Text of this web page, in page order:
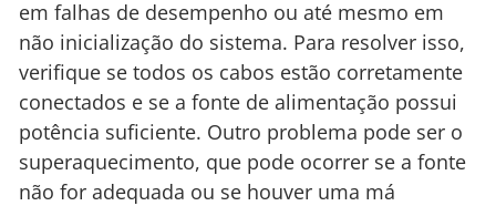
em falhas de desempenho ou até mesmo em
não inicialização do sistema. Para resolver isso,
verifique se todos os cabos estão corretamente
conectados e se a fonte de alimentação possui
potência suficiente. Outro problema pode ser o
superaquecimento, que pode ocorrer se a fonte
não for adequada ou se houver uma má